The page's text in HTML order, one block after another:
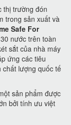
thị trường đón
trong sản xuất và
Safe For
nước trên toàn
sắt của nhà máy
ứng các tiêu
lượng quốc tế
sản phẩm được
bởi tính ưu việt